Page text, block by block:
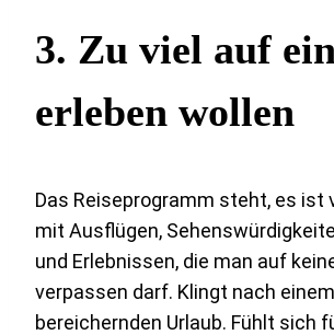
3. Zu viel auf
erleben wollen
Das Reiseprogramm steht, es ist
mit Ausflügen,
und Erlebnissen, die man auf
verpassen darf. Klingt nach einem
bereichernden Urlaub. Fühlt sich